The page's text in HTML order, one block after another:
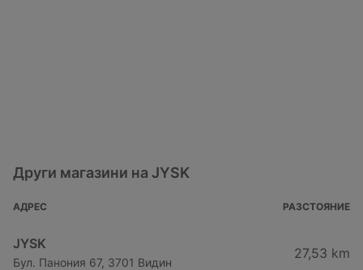
Други магазини на JYSK
АДРЕС РАЗСТОЯНИЕ
JYSK
Бул. Панония 67, 3701 Видин
27,53 km